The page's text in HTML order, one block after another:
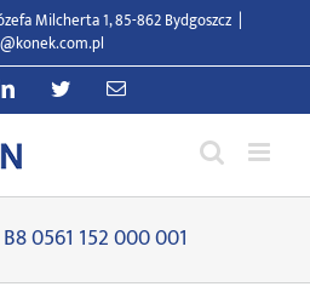
Milcherta 1, 85-862 Bydgoszcz |
LinkedInTwitterE-
0561 152 000 001